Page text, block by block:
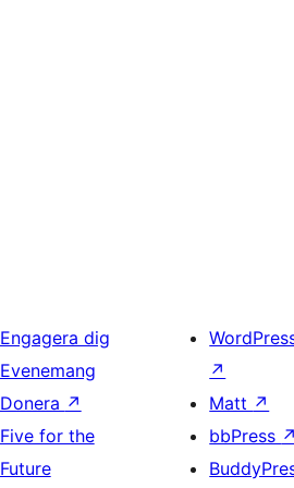
Engagera dig
Evenemang
Donera ↗
Five for the
Future
↗
Matt ↗
bbPress ↗